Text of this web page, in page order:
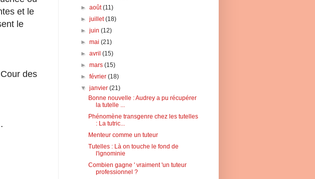
et le
le
des
►août(11)
►juillet(18)
►juin(12)
►mai(21)
►avril(15)
►mars(15)
►février(18)
▼janvier(21)
Bonne nouvelle : Audrey a pu récupérer
la tutelle ...
Phénomène transgenre chez les tutelles
: La tutric...
Menteur comme un tuteur
Tutelles : Là on touche le fond de
l'ignominie
Combien gagne ' vraiment 'un tuteur
professionnel ?